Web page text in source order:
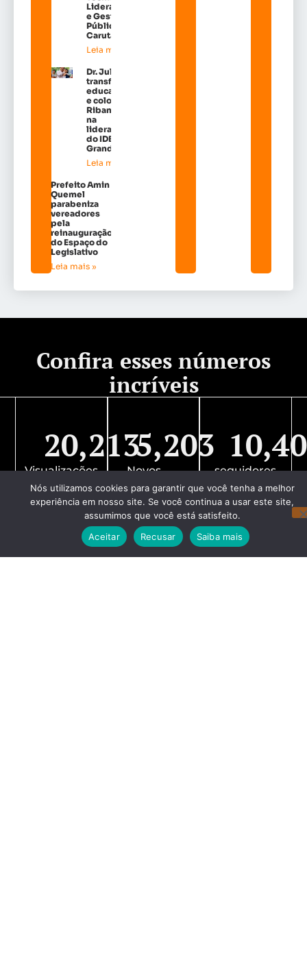
Liderança
e Gestão
Pública em
Carutapera
Leia mais »
Dr. Julinho
transforma
educação
e coloca
Ribamar
na
liderança
do IDEB na
Grande Ilh
Leia mais »
Prefeito Amin
Quemel
parabeniza
vereadores
pela
reinauguração
do Espaço do
Legislativo
Leia mais »
Confira esses números
incríveis
Visualizações
de página
20,213
Novos
visitantes
5,203
seguidores
Instagram
Nós utilizamos cookies para garantir que você tenha a melhor
experiência em nosso site. Se você continua a usar este site,
assumimos que você está satisfeito.
Aceitar
Recusar Saiba mais